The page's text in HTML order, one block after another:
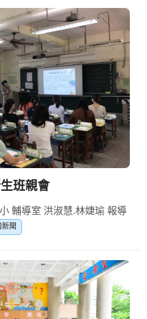
班親會
輔導室 洪淑慧.林婕瑜 報導
聞